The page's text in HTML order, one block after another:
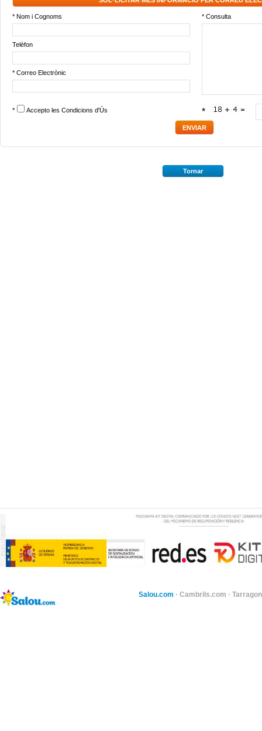
* Nom i Cognoms * Consulta
Telèfon
* Correo Electrònic
* Accepto les Condicions d'Ús *
Tornar
Salou.com · Cambrils.com ·